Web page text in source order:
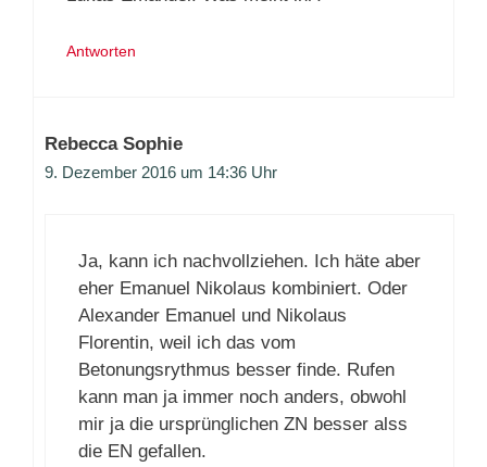
Antworten
Rebecca Sophie
9. Dezember 2016 um 14:36 Uhr
Ja, kann ich nachvollziehen. Ich häte aber
eher Emanuel Nikolaus kombiniert. Oder
Alexander Emanuel und Nikolaus
Florentin, weil ich das vom
Betonungsrythmus besser finde. Rufen
kann man ja immer noch anders, obwohl
mir ja die ursprünglichen ZN besser alss
die EN gefallen.